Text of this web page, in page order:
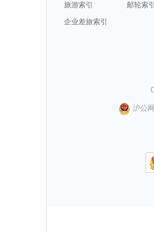
旅游索引
邮轮索引
企业差旅索引
沪公